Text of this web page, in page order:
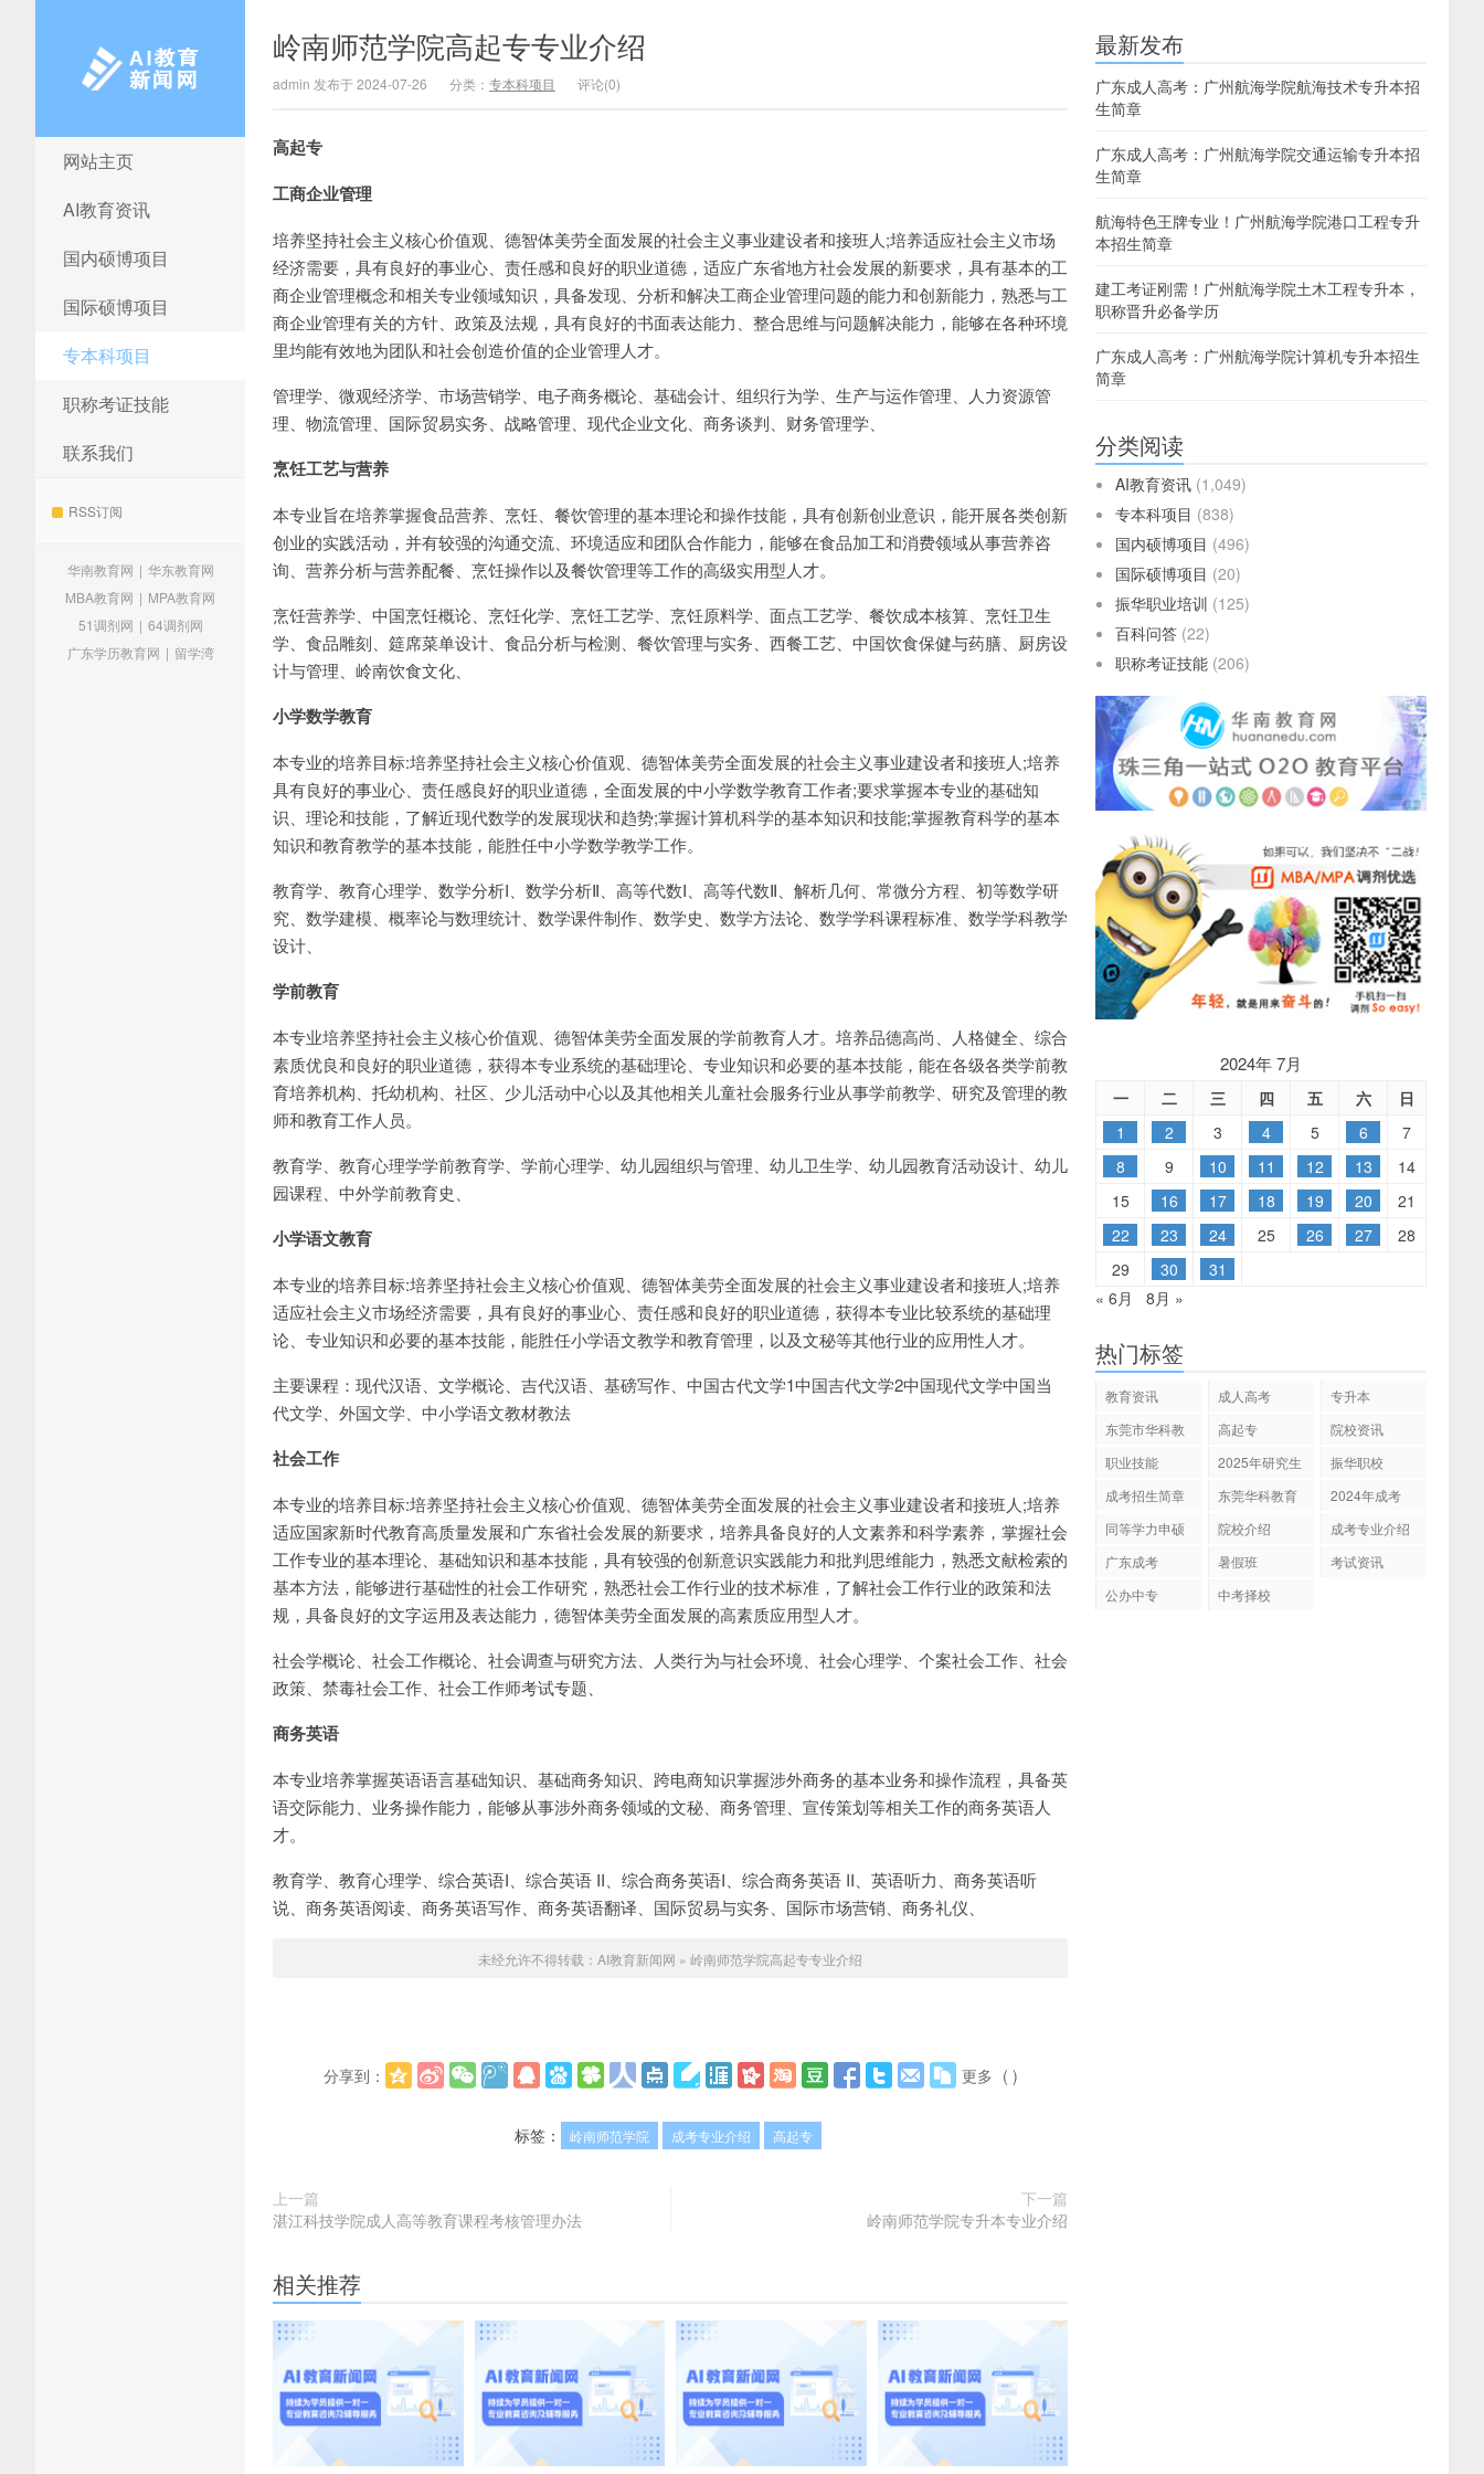
AI教育新闻网
网站主页
AI教育资讯
国内硕博项目
国际硕博项目
专本科项目
职称考证技能
联系我们
RSS订阅
华南教育网 | 华东教育网
MBA教育网 | MPA教育网
51调剂网 | 64调剂网
广东学历教育网 | 留学湾
岭南师范学院高起专专业介绍
admin 发布于 2024-07-26 分类： 专本科项目 评论(0)
高起专
工商企业管理
培养坚持社会主义核心价值观、德智体美劳全面发展的社会主义事业建设者和接班人;培养适应社会主义市场
经济需要，具有良好的事业心、责任感和良好的职业道德，适应广东省地方社会发展的新要求，具有基本的工
商企业管理概念和相关专业领域知识，具备发现、分析和解决工商企业管理问题的能力和创新能力，熟悉与工
商企业管理有关的方针、政策及法规，具有良好的书面表达能力、整合思维与问题解决能力，能够在各种环境
里均能有效地为团队和社会创造价值的企业管理人才。
管理学、微观经济学、市场营销学、电子商务概论、基础会计、组织行为学、生产与运作管理、人力资源管
理、物流管理、国际贸易实务、战略管理、现代企业文化、商务谈判、财务管理学、
烹饪工艺与营养
本专业旨在培养掌握食品营养、烹饪、餐饮管理的基本理论和操作技能，具有创新创业意识，能开展各类创新
创业的实践活动，并有较强的沟通交流、环境适应和团队合作能力，能够在食品加工和消费领域从事营养咨
询、营养分析与营养配餐、烹饪操作以及餐饮管理等工作的高级实用型人才。
烹饪营养学、中国烹饪概论、烹饪化学、烹饪工艺学、烹饪原料学、面点工艺学、餐饮成本核算、烹饪卫生
学、食品雕刻、筵席菜单设计、食品分析与检测、餐饮管理与实务、西餐工艺、中国饮食保健与药膳、厨房设
计与管理、岭南饮食文化、
小学数学教育
本专业的培养目标:培养坚持社会主义核心价值观、德智体美劳全面发展的社会主义事业建设者和接班人;培养
具有良好的事业心、责任感良好的职业道德，全面发展的中小学数学教育工作者;要求掌握本专业的基础知
识、理论和技能，了解近现代数学的发展现状和趋势;掌握计算机科学的基本知识和技能;掌握教育科学的基本
知识和教育教学的基本技能，能胜任中小学数学教学工作。
教育学、教育心理学、数学分析I、数学分析Ⅱ、高等代数I、高等代数Ⅱ、解析几何、常微分方程、初等数学研
究、数学建模、概率论与数理统计、数学课件制作、数学史、数学方法论、数学学科课程标准、数学学科教学
设计、
学前教育
本专业培养坚持社会主义核心价值观、德智体美劳全面发展的学前教育人才。培养品德高尚、人格健全、综合
素质优良和良好的职业道德，获得本专业系统的基础理论、专业知识和必要的基本技能，能在各级各类学前教
育培养机构、托幼机构、社区、少儿活动中心以及其他相关儿童社会服务行业从事学前教学、研究及管理的教
师和教育工作人员。
教育学、教育心理学学前教育学、学前心理学、幼儿园组织与管理、幼儿卫生学、幼儿园教育活动设计、幼儿
园课程、中外学前教育史、
小学语文教育
本专业的培养目标:培养坚持社会主义核心价值观、德智体美劳全面发展的社会主义事业建设者和接班人;培养
适应社会主义市场经济需要，具有良好的事业心、责任感和良好的职业道德，获得本专业比较系统的基础理
论、专业知识和必要的基本技能，能胜任小学语文教学和教育管理，以及文秘等其他行业的应用性人才。
主要课程：现代汉语、文学概论、吉代汉语、基磅写作、中国古代文学1中国吉代文学2中国现代文学中国当
代文学、外国文学、中小学语文教材教法
社会工作
本专业的培养目标:培养坚持社会主义核心价值观、德智体美劳全面发展的社会主义事业建设者和接班人;培养
适应国家新时代教育高质量发展和广东省社会发展的新要求，培养具备良好的人文素养和科学素养，掌握社会
工作专业的基本理论、基础知识和基本技能，具有较强的创新意识实践能力和批判思维能力，熟悉文献检索的
基本方法，能够进行基础性的社会工作研究，熟悉社会工作行业的技术标准，了解社会工作行业的政策和法
规，具备良好的文字运用及表达能力，德智体美劳全面发展的高素质应用型人才。
社会学概论、社会工作概论、社会调查与研究方法、人类行为与社会环境、社会心理学、个案社会工作、社会
政策、禁毒社会工作、社会工作师考试专题、
商务英语
本专业培养掌握英语语言基础知识、基础商务知识、跨电商知识掌握涉外商务的基本业务和操作流程，具备英
语交际能力、业务操作能力，能够从事涉外商务领域的文秘、商务管理、宣传策划等相关工作的商务英语人
才。
教育学、教育心理学、综合英语I、综合英语 II、综合商务英语I、综合商务英语 II、英语听力、商务英语听
说、商务英语阅读、商务英语写作、商务英语翻译、国际贸易与实务、国际市场营销、商务礼仪、
未经允许不得转载： AI教育新闻网 » 岭南师范学院高起专专业介绍
分享到： 更多 ( )
标签： 岭南师范学院 成考专业介绍 高起专
上一篇
湛江科技学院成人高等教育课程考核管理办法
下一篇
岭南师范学院专升本专业介绍
相关推荐
最新发布
广东成人高考：广州航海学院航海技术专升本招
生简章
广东成人高考：广州航海学院交通运输专升本招
生简章
航海特色王牌专业！广州航海学院港口工程专升
本招生简章
建工考证刚需！广州航海学院土木工程专升本，
职称晋升必备学历
广东成人高考：广州航海学院计算机专升本招生
简章
分类阅读
AI教育资讯 (1,049)
专本科项目 (838)
国内硕博项目 (496)
国际硕博项目 (20)
振华职业培训 (125)
百科问答 (22)
职称考证技能 (206)
2024年 7月
一 二 三 四 五 六
日
1
2 3 4 5 6
7
8
9 10 11 12 13
14
15
16 17 18 19 20
21
22
23 24 25 26 27
28
29
30
31
« 6月
8月 »
热门标签
教育资讯 成人高考
专升本
东莞市华科教
高起专
院校资讯
职业技能
2025年研究生
振华职校
成考招生简章
东莞华科教育
2024年成考
同等学力申硕
院校介绍
成考专业介绍
广东成考
暑假班
考试资讯
公办中专
中考择校